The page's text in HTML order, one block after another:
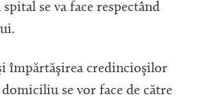
se va face respectând
şi împărtăşirea credincioşilor
se vor face de către